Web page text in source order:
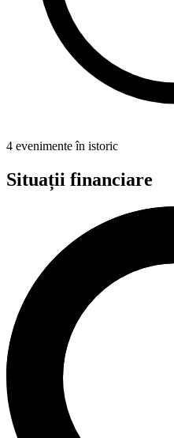
4 evenimente în istoric
Situații financiare